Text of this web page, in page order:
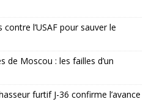
contre l’USAF pour sauver le
de Moscou : les failles d’un
furtif J-36 confirme l’avance